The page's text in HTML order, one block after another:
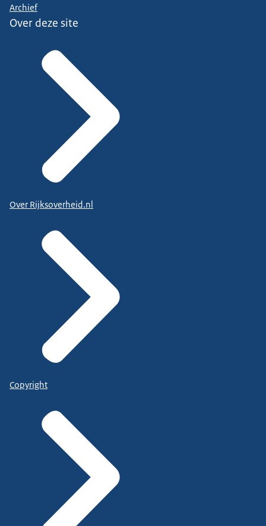
Archief
Over deze site
Over Rijksoverheid.nl
Copyright